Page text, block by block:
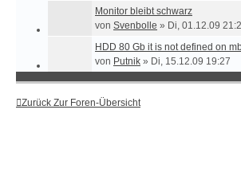
Monitor bleibt schwarz
von Svenbolle » Di, 01.12.09
HDD 80 Gb it is not defined on
von Putnik » Di, 15.12.09 19:27
Zurück Zur Foren-Übersicht